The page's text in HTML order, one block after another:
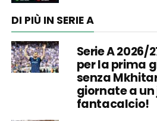
DI PIÙ IN SERIE A
Serie A
per la prima
senza
giornate a
fantacalcio!